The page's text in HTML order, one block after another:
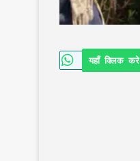
यहाँ क्लिक करे